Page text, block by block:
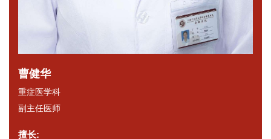
曹健华
重症医学科
副主任医师
擅长: